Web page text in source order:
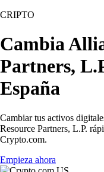
CRIPTO
Cambia
Partners,
España
Cambiar tus activos
Resource Partners, L.P.
Crypto.com.
Empieza ahora